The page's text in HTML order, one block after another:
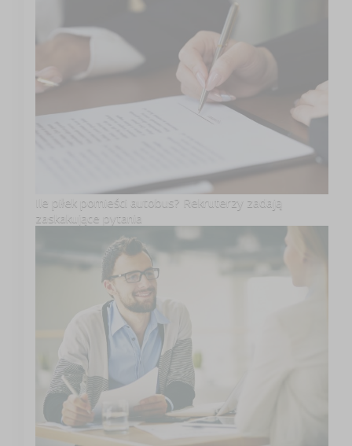
Ile piłek pomieści autobus? Rekruterzy zadają
zaskakujące pytania